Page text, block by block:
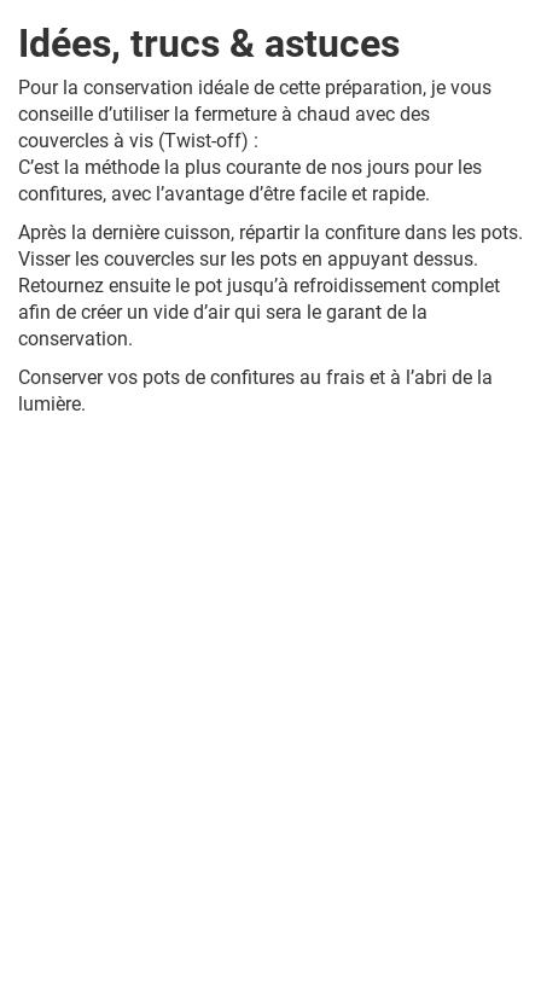
Idées, trucs & astuces
Pour la conservation idéale de cette préparation, je vous
conseille d’utiliser la fermeture à chaud avec des
couvercles à vis (Twist-off) :
C’est la méthode la plus courante de nos jours pour les
confitures, avec l’avantage d’être facile et rapide.
Après la dernière cuisson, répartir la confiture dans les pots.
Visser les couvercles sur les pots en appuyant dessus.
Retournez ensuite le pot jusqu’à refroidissement complet
afin de créer un vide d’air qui sera le garant de la
conservation.
Conserver vos pots de confitures au frais et à l’abri de la
lumière.